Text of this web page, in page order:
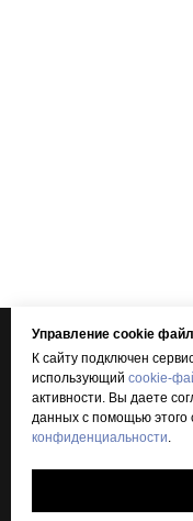
Управление cookie
К сайту подключен
использующий cookie-
активности. Вы даете
данных с помощью этого
конфиденциальности